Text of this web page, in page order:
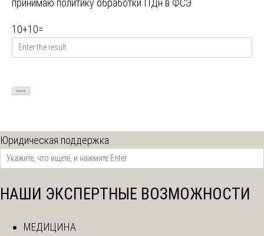
принимаю политику обработки ПДн в ФСЭ
10+10=
Юридическая поддержка
НАШИ ЭКСПЕРТНЫЕ ВОЗМОЖНОСТИ
МЕДИЦИНА